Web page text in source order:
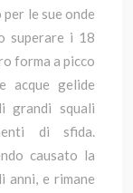
le sue onde
superare i 18
forma a picco
acque gelide
grandi squali
di sfida.
causato la
anni, e rimane